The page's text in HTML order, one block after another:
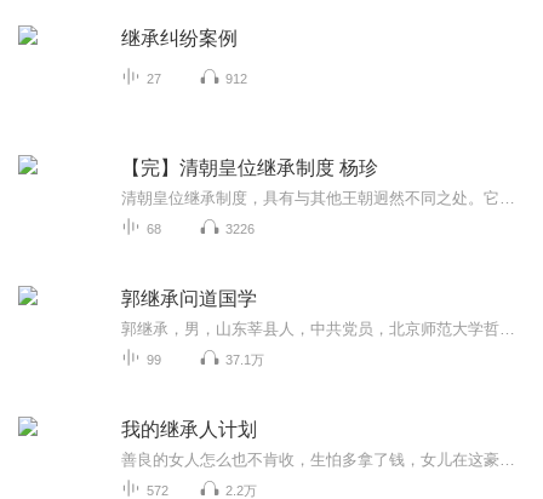
继承纠纷案例
27 912
【完】清朝皇位继承制度 杨珍
68 3226
郭继承问道国学
99 37.1万
我的继承人计划
572 2.2万